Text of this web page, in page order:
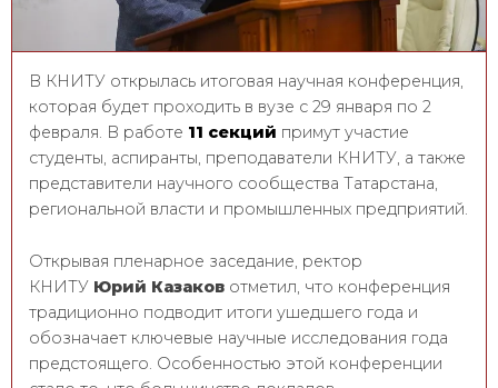
В КНИТУ открылась итоговая научная конференция,
которая будет проходить в вузе с 29 января по 2
февраля. В работе 11 секций примут участие
студенты, аспиранты, преподаватели КНИТУ, а также
представители научного сообщества Татарстана,
региональной власти и промышленных предприятий.
Открывая пленарное заседание, ректор
КНИТУ Юрий Казаков отметил, что конференция
традиционно подводит итоги ушедшего года и
обозначает ключевые научные исследования года
предстоящего. Особенностью этой конференции